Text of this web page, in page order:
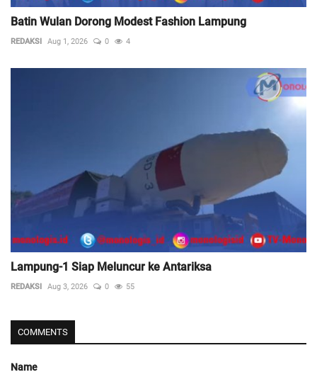
Batin Wulan Dorong Modest Fashion Lampung
REDAKSI Aug 1, 2026 0 4
Lampung-1 Siap Meluncur ke Antariksa
REDAKSI Aug 3, 2026 0 55
COMMENTS
Name